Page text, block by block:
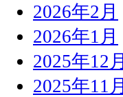
2026年2月
2026年1月
2025年12月
2025年11月